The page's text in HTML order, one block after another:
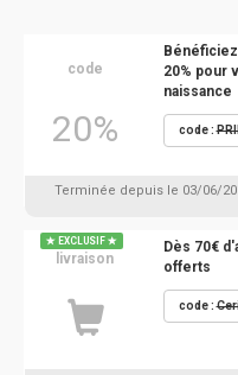
code
20%
20% pour
naissance
code :
Terminée depuis le 03/06/
EXCLUSIF
livraison
Dès 70€
offerts
code :